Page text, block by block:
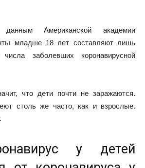
даннымАмериканской академии
младше 18 лет составляют лишь
заболевших коронавирусной
что дети почти не заражаются.
столь же часто, как и взрослые.
у детей